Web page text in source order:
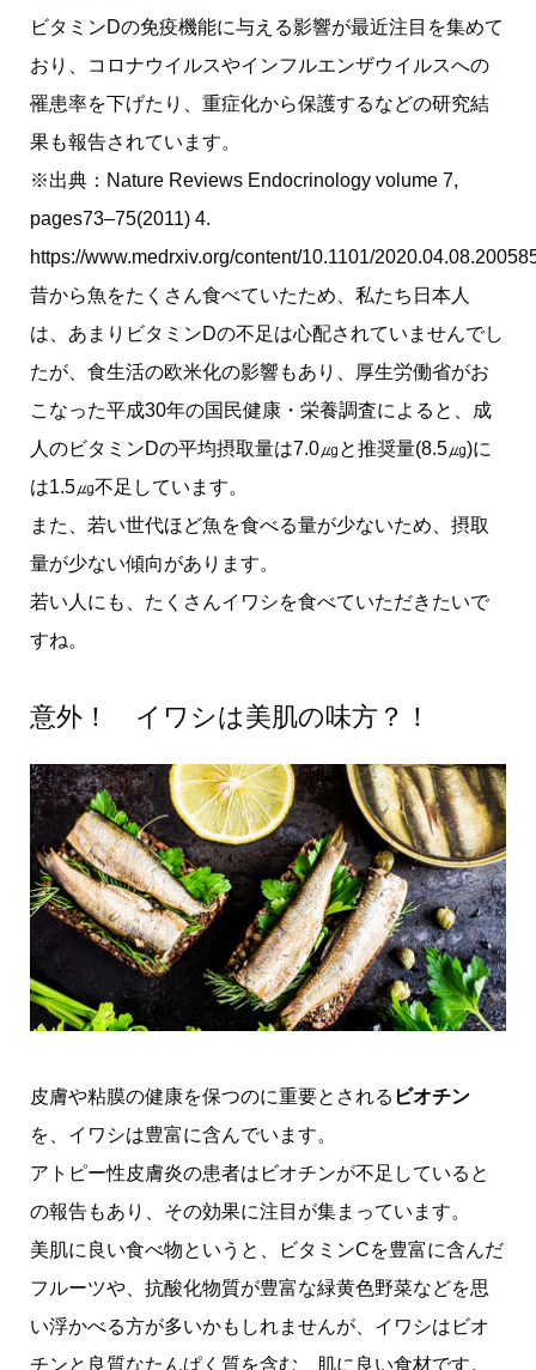
ビタミンDの免疫機能に与える影響が最近注目を集めて
おり、コロナウイルスやインフルエンザウイルスへの
罹患率を下げたり、重症化から保護するなどの研究結
果も報告されています。
※出典：Nature Reviews Endocrinology volume 7,
pages73–75(2011) 4.
https://www.medrxiv.org/content/10.1101/
昔から魚をたくさん食べていたため、私たち日本人
は、あまりビタミンDの不足は心配されていませんでし
たが、食生活の欧米化の影響もあり、厚生労働省がお
こなった平成30年の国民健康・栄養調査によると、成
人のビタミンDの平均摂取量は7.0㎍と推奨量(8.5㎍)に
は1.5㎍不足しています。
また、若い世代ほど魚を食べる量が少ないため、摂取
量が少ない傾向があります。
若い人にも、たくさんイワシを食べていただきたいで
すね。
意外！ イワシは美肌の味方？！
皮膚や粘膜の健康を保つのに重要とされる ビオチン
を、イワシは豊富に含んでいます。
アトピー性皮膚炎の患者はビオチンが不足していると
の報告もあり、その効果に注目が集まっています。
美肌に良い食べ物というと、ビタミンCを豊富に含んだ
フルーツや、抗酸化物質が豊富な緑黄色野菜などを思
い浮かべる方が多いかもしれませんが、イワシはビオ
チンと良質なたんぱく質を含む、肌に良い食材です。